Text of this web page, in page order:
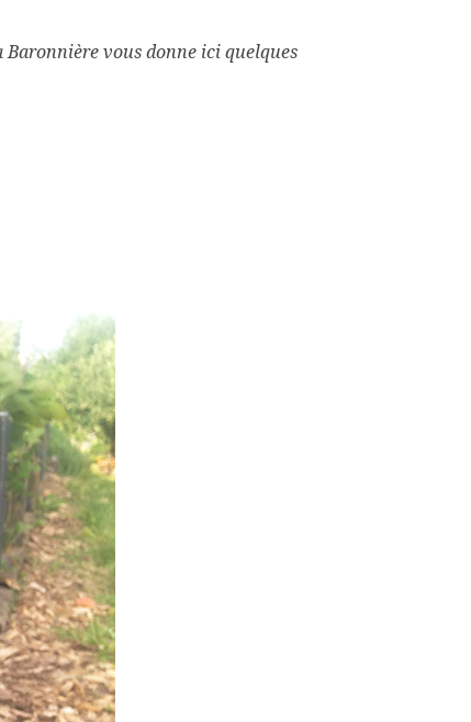
vous donne ici quelques